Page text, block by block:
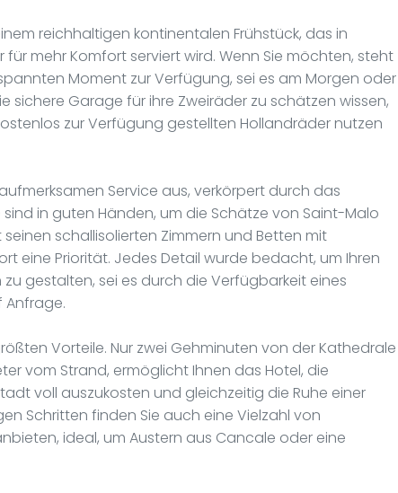
reichhaltigen kontinentalen Frühstück, das in
mehr Komfort serviert wird. Wenn Sie möchten, steht
Moment zur Verfügung, sei es am Morgen oder
sichere Garage für ihre Zweiräder zu schätzen wissen,
zur Verfügung gestellten Hollandräder nutzen
Service aus, verkörpert durch das
in guten Händen, um die Schätze von Saint-Malo
schallisolierten Zimmern und Betten mit
eine Priorität. Jedes Detail wurde bedacht, um Ihren
gestalten, sei es durch die Verfügbarkeit eines
Anfrage.
Vorteile. Nur zwei Gehminuten von der Kathedrale
vom Strand, ermöglicht Ihnen das Hotel, die
voll auszukosten und gleichzeitig die Ruhe einer
Schritten finden Sie auch eine Vielzahl von
ideal, um Austern aus Cancale oder eine